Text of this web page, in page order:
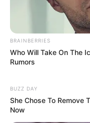
BRAINBERRIES
Who Will Take On The
Rumors
BUZZ DAY
She Chose To Remove
Now